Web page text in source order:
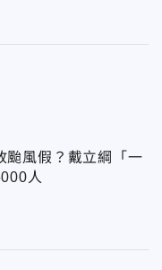
颱風假？戴立綱「一
人